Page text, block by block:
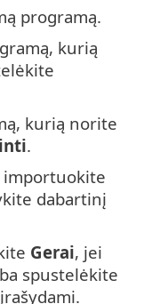
programą.
kurią
kurią norite
.
importuokite
dabartinį
Gerai, jei
spustelėkite